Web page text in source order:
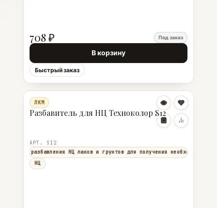
708 ₽ Под заказ
В корзину
Быстрый заказ
ЛКМ
Разбавитель для НЦ Техноколор S12
АРТ. S12
для разбавления НЦ лаков и грунтов для получения необходимой
НЦ